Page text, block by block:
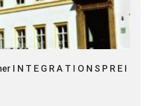
I N T E G R A T I O N S P R E I